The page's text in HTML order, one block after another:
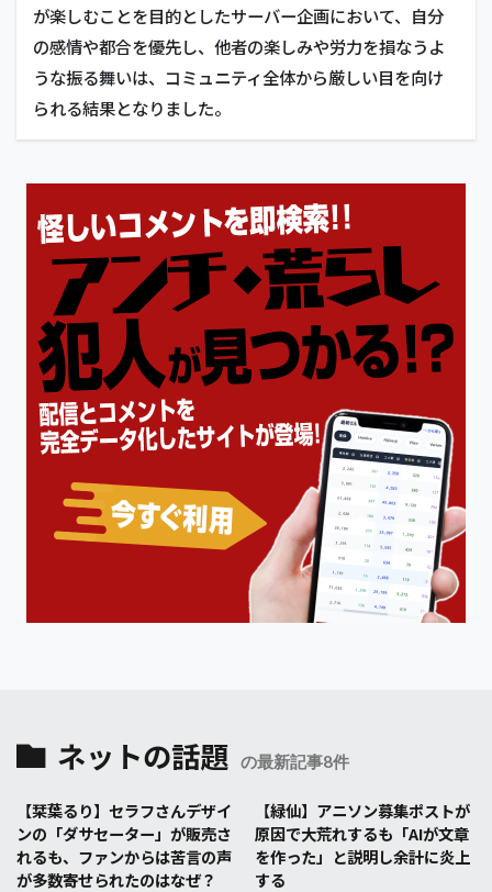
が楽しむことを目的としたサーバー企画において、自分
の感情や都合を優先し、他者の楽しみや労力を損なうよ
うな振る舞いは、コミュニティ全体から厳しい目を向け
られる結果となりました。
ネットの話題 の最新記事8件
【栞葉るり】セラフさんデザイ
ンの「ダサセーター」が販売さ
れるも、ファンからは苦言の声
が多数寄せられたのはなぜ？
【緑仙】アニソン募集ポストが
原因で大荒れするも「AIが文章
を作った」と説明し余計に炎上
する